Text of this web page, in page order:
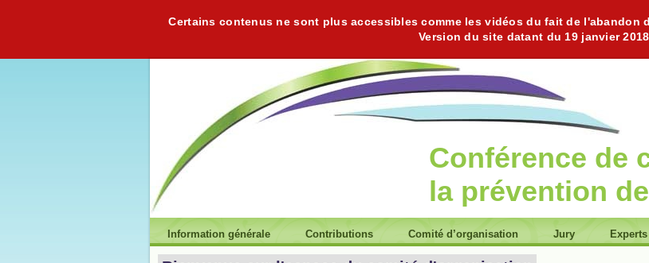
Certains contenus ne sont plus accessibles comme les vidéos du fait de l'abandon
Version du site datant du 19 janvier
Conférence de
la prévention
Information générale Contributions Comité d’organisation Jury Experts